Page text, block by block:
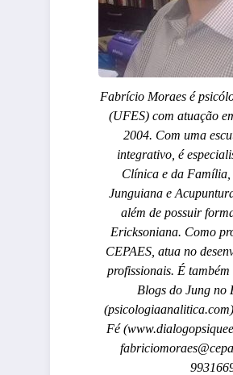
Fabrício Moraes é
(UFES) com atuação
2004. Com uma
integrativo, é
Clínica e da
Junguiana e
além de possuir
Ericksoniana. Como
CEPAES, atua no
profissionais. É também
Blogs do Jung no
Fé